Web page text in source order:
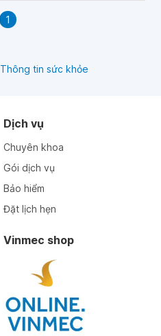
1
Thông tin sức khỏe
Dịch vụ
Chuyên khoa
Gói dịch vụ
Bảo hiểm
Đặt lịch hẹn
Vinmec shop